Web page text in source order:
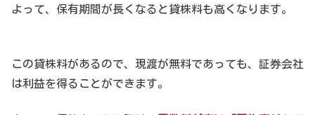
よって、保有期間が長くなると貸株料も高くなります。
この貸株料があるので、現渡が無料であっても、証券会社
は利益を得ることができます。